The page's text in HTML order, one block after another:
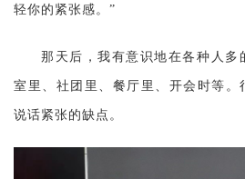
轻你的紧张感。”
那天后，我有意识地在各种人多
室里、社团里、餐厅里、开会时等。
说话紧张的缺点。